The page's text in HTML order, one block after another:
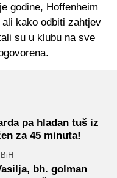
godine, Hoffenheim
kako odbiti zahtjev
su u klubu na sve
pa hladan tuš iz
za 45 minuta!
bh. golman